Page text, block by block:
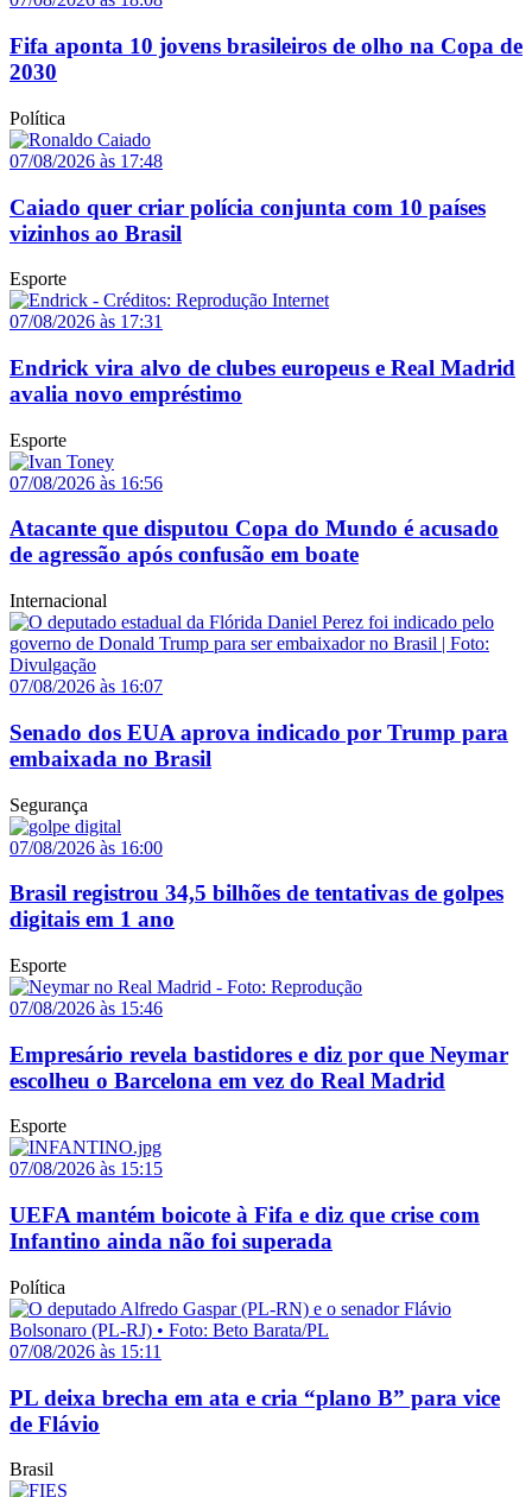
Fifa aponta 10 jovens brasileiros de olho na Copa de
2030
Política
07/08/2026 às 17:48
Caiado quer criar polícia conjunta com 10 países
vizinhos ao Brasil
Esporte
07/08/2026 às 17:31
Endrick vira alvo de clubes europeus e Real Madrid
avalia novo empréstimo
Esporte
07/08/2026 às 16:56
Atacante que disputou Copa do Mundo é acusado
de agressão após confusão em boate
Internacional
07/08/2026 às 16:07
Senado dos EUA aprova indicado por Trump para
embaixada no Brasil
Segurança
07/08/2026 às 16:00
Brasil registrou 34,5 bilhões de tentativas de golpes
digitais em 1 ano
Esporte
07/08/2026 às 15:46
Empresário revela bastidores e diz por que Neymar
escolheu o Barcelona em vez do Real Madrid
Esporte
07/08/2026 às 15:15
UEFA mantém boicote à Fifa e diz que crise com
Infantino ainda não foi superada
Política
07/08/2026 às 15:11
PL deixa brecha em ata e cria “plano B” para vice
de Flávio
Brasil